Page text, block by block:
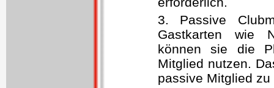
3. Passive
Gastkarten wie
können sie die
Mitglied nutzen.
passive Mitglied zu